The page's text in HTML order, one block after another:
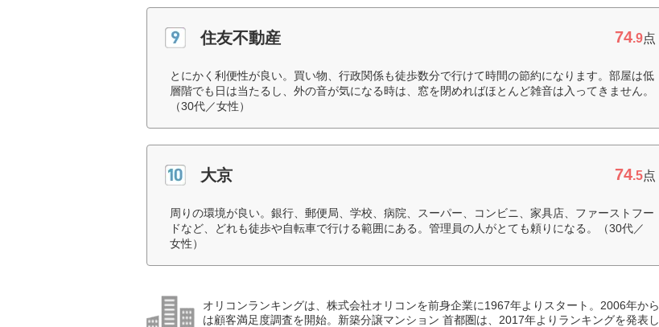
住友不動産 74.9点
とにかく利便性が良い。買い物、行政関係も徒歩数分で行けて時間の節約になります。部屋は低
層階でも日は当たるし、外の音が気になる時は、窓を閉めればほとんど雑音は入ってきません。
（30代／女性）
大京 74.5点
周りの環境が良い。銀行、郵便局、学校、病院、スーパー、コンビニ、家具店、ファーストフー
ドなど、どれも徒歩や自転車で行ける範囲にある。管理員の人がとても頼りになる。（30代／
女性）
オリコンランキングは、株式会社オリコンを前身企業に1967年よりスタート。2006年から
は顧客満足度調査を開始。新築分譲マンション 首都圏は、2017年よりランキングを発表し